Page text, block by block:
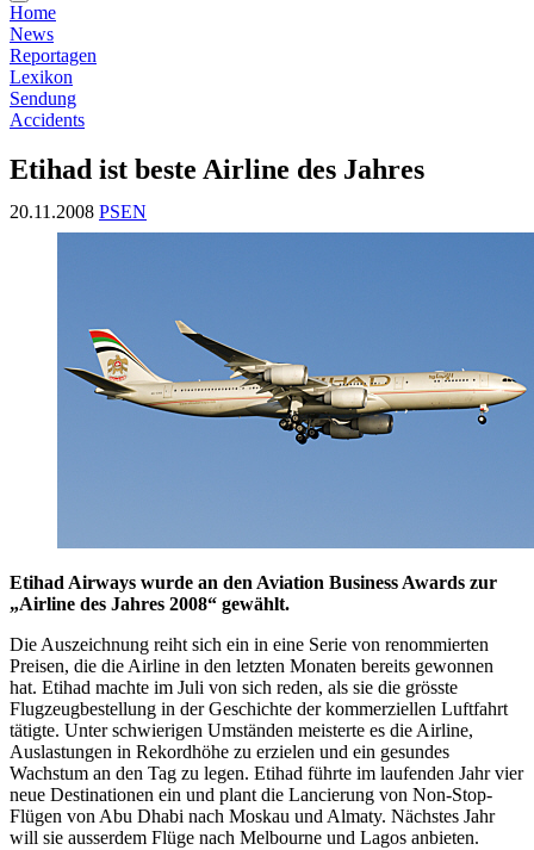
Home
News
Reportagen
Lexikon
Sendung
Accidents
Etihad ist beste Airline des Jahres
20.11.2008 PSEN
Etihad Airways wurde an den Aviation Business Awards zur
„Airline des Jahres 2008“ gewählt.
Die Auszeichnung reiht sich ein in eine Serie von renommierten
Preisen, die die Airline in den letzten Monaten bereits gewonnen
hat. Etihad machte im Juli von sich reden, als sie die grösste
Flugzeugbestellung in der Geschichte der kommerziellen Luftfahrt
tätigte. Unter schwierigen Umständen meisterte es die Airline,
Auslastungen in Rekordhöhe zu erzielen und ein gesundes
Wachstum an den Tag zu legen. Etihad führte im laufenden Jahr vier
neue Destinationen ein und plant die Lancierung von Non-Stop-
Flügen von Abu Dhabi nach Moskau und Almaty. Nächstes Jahr
will sie ausserdem Flüge nach Melbourne und Lagos anbieten.